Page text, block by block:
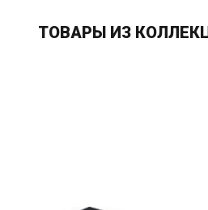
ТОВАРЫ ИЗ